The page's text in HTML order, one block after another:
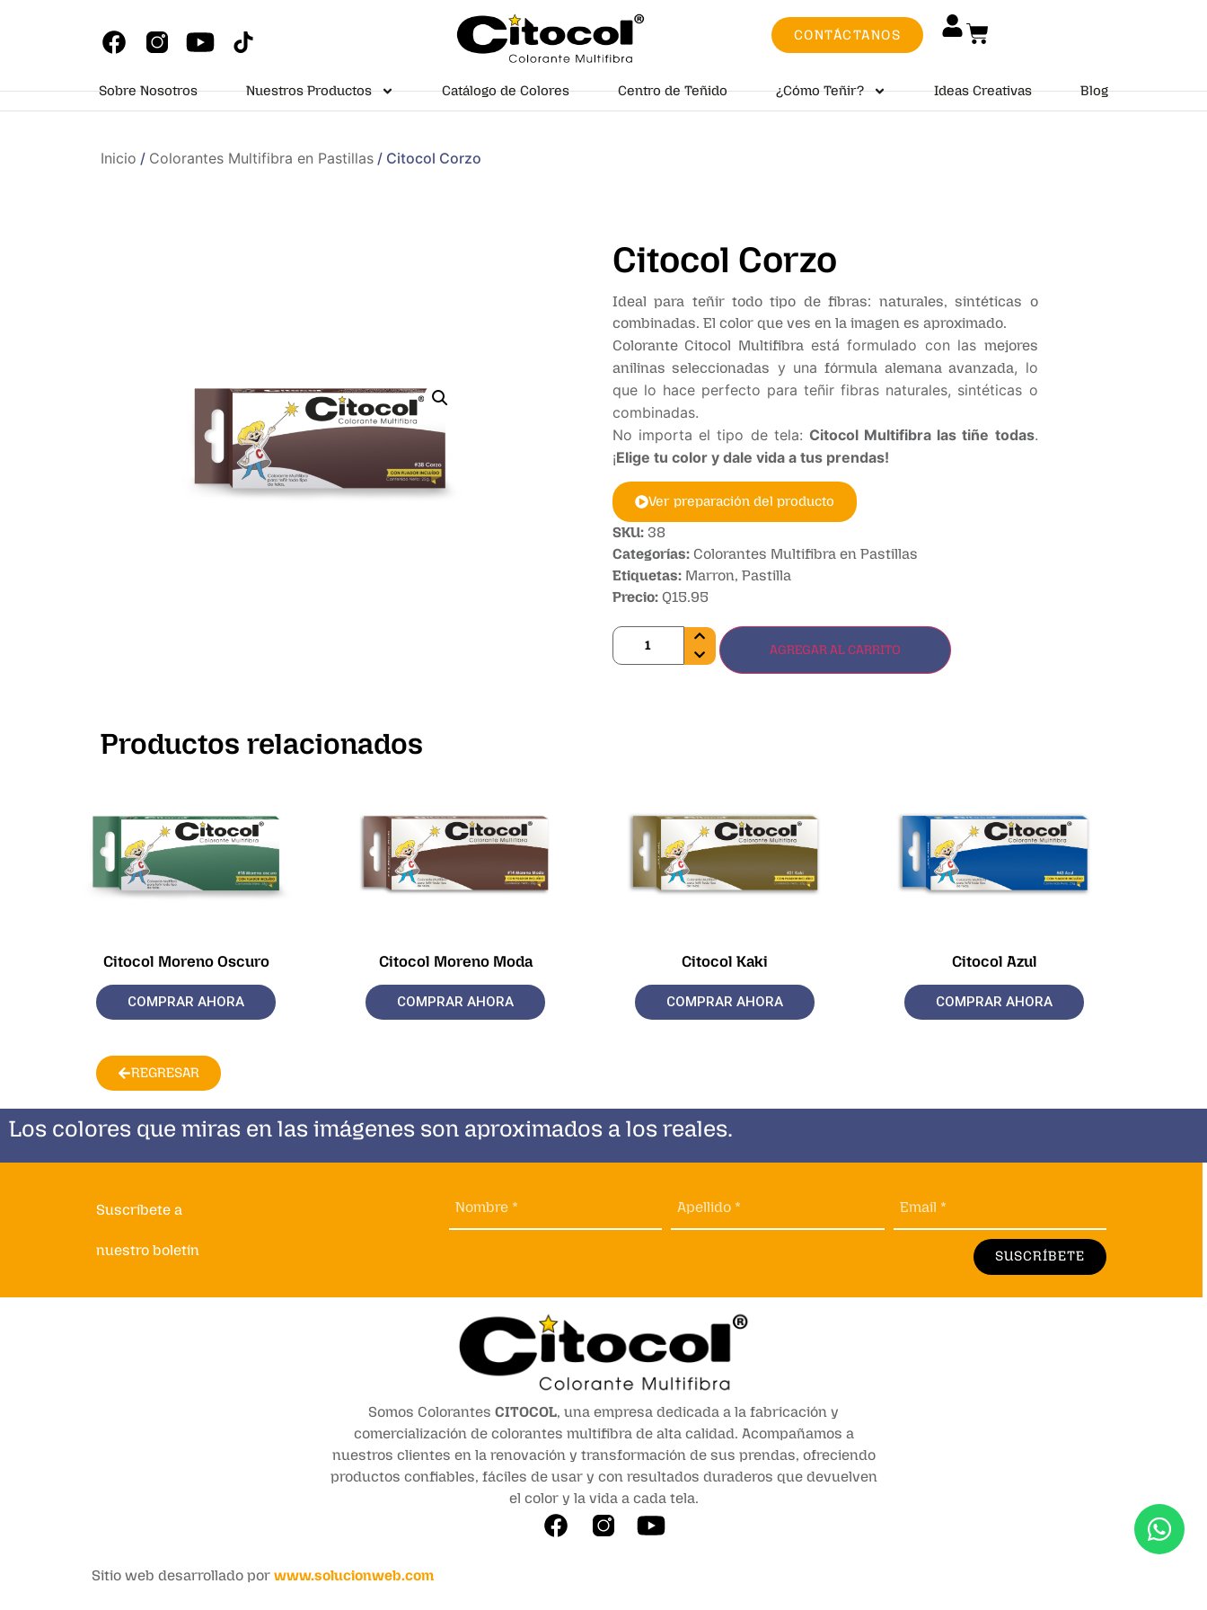
CONTÁCTANOS
Sobre Nosotros Nuestros Productos Catálogo de Colores Centro de Teñido ¿Cómo Teñir? Ideas Creativas Blog
Inicio / Colorantes Multifibra en Pastillas / Citocol Corzo
Citocol Corzo
Ideal para teñir todo tipo de fibras: naturales, sintéticas o
combinadas. El color que ves en la imagen es aproximado.
Colorante Citocol Multifibraestá formulado con las mejores
anilinas seleccionadas y unafórmula alemana avanzada, lo
que lo hace perfecto para teñir fibras naturales, sintéticas o
combinadas.
No importa el tipo de tela: Citocol Multifibra las tiñe todas.
¡Elige tu color y dale vida a tus prendas!
Ver preparación del producto
SKU: 38
Categorías: Colorantes Multifibra en Pastillas
Etiquetas: Marron, Pastilla
Precio: Q15.95
AGREGAR AL CARRITO
Productos relacionados
Citocol Moreno Oscuro
COMPRAR AHORA
Citocol Moreno Moda
COMPRAR AHORA
Citocol Kaki
COMPRAR AHORA
Citocol Azul
COMPRAR AHORA
REGRESAR
Los colores que miras en las imágenes son aproximados a los reales.
Suscríbete a
nuestro boletín
Nombre * Apellido * Email *
SUSCRÍBETE
Somos Colorantes CITOCOL, una empresa dedicada a la fabricación y
comercialización de colorantes multifibra de alta calidad. Acompañamos a
nuestros clientes en la renovación y transformación de sus prendas, ofreciendo
productos confiables, fáciles de usar y con resultados duraderos que devuelven
el color y la vida a cada tela.
Sitio web desarrollado por www.solucionweb.com